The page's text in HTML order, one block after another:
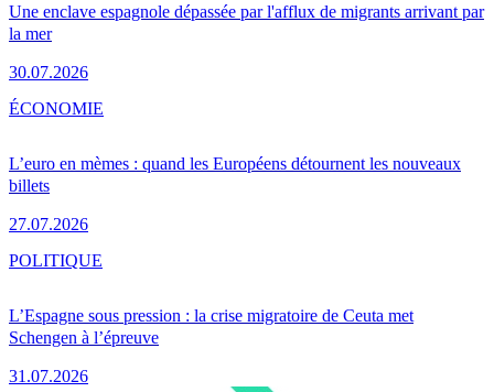
Une enclave espagnole dépassée par l'afflux de migrants arrivant par
la mer
30.07.2026
L’euro en mèmes : quand les Européens détournent les nouveaux
billets
27.07.2026
ÉCONOMIE
L’Espagne sous pression : la crise migratoire de Ceuta met
Schengen à l’épreuve
31.07.2026
POLITIQUE